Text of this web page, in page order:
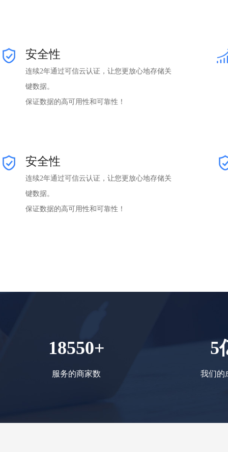
安全性
连续2年通过可信云认证，让您更放心地存储关
键数据。
保证数据的高可用性和可靠性！
安全性
连续2年通过可信云认证，让您更放心地存储关
键数据。
保证数据的高可用性和可靠性！
18550+
服务的商家数
5
我们的